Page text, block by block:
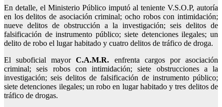
En detalle, el Ministerio Público imputó al teniente V.S.O.P, autoría
en los delitos de asociación criminal; ocho robos con intimidación;
nueve delitos de obstrucción a la investigación; seis delitos de
falsificación de instrumento público; siete detenciones ilegales; un
delito de robo el lugar habitado y cuatro delitos de tráfico de droga.
El suboficial mayorC.A.M.R. enfrenta cargos por asociación
criminal; seis robos con intimidación; siete obstrucciones a la
investigación; seis delitos de falsificación de instrumento público;
siete detenciones ilegales; un robo en lugar habitado y tres delitos de
tráfico de drogas.